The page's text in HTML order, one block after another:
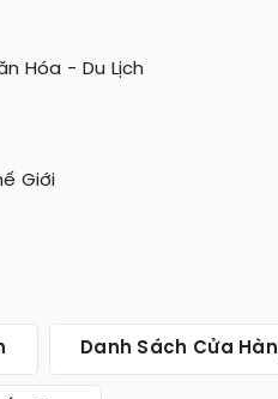
Hóa - Du Lịch
Giới
Danh Sách Cửa